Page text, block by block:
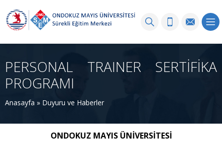
PERSONAL TRAINER SERTİFİKA
PROGRAMI
Anasayfa » Duyuru ve Haberler
ONDOKUZ MAYIS ÜNİVERSİTESİ